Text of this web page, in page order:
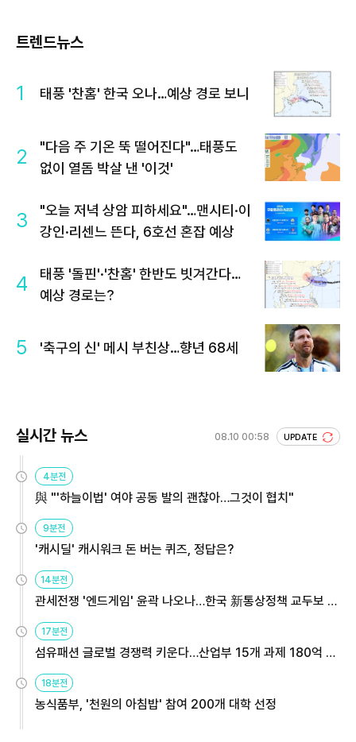
트렌드뉴스
1 태풍 '찬홈' 한국 오나…예상 경로 보니
2
"다음 주 기온 뚝 떨어진다"…태풍도
없이 열돔 박살 낸 '이것'
3
"오늘 저녁 상암 피하세요"…맨시티·이
강인·리센느 뜬다, 6호선 혼잡 예상
4
태풍 '돌핀'·'찬홈' 한반도 빗겨간다…
예상 경로는?
5 '축구의 신' 메시 부친상…향년 68세
실시간 뉴스 08.10 00:58 UPDATE
4분전
與 "'하늘이법' 여야 공동 발의 괜찮아…그것이 협치"
9분전
'캐시딜' 캐시워크 돈 버는 퀴즈, 정답은?
14분전
관세전쟁 '엔드게임' 윤곽 나오나…한국 新통상정책 교두보 활
17분전
섬유패션 글로벌 경쟁력 키운다…산업부 15개 과제 180억 지
18분전
농식품부, '천원의 아침밥' 참여 200개 대학 선정